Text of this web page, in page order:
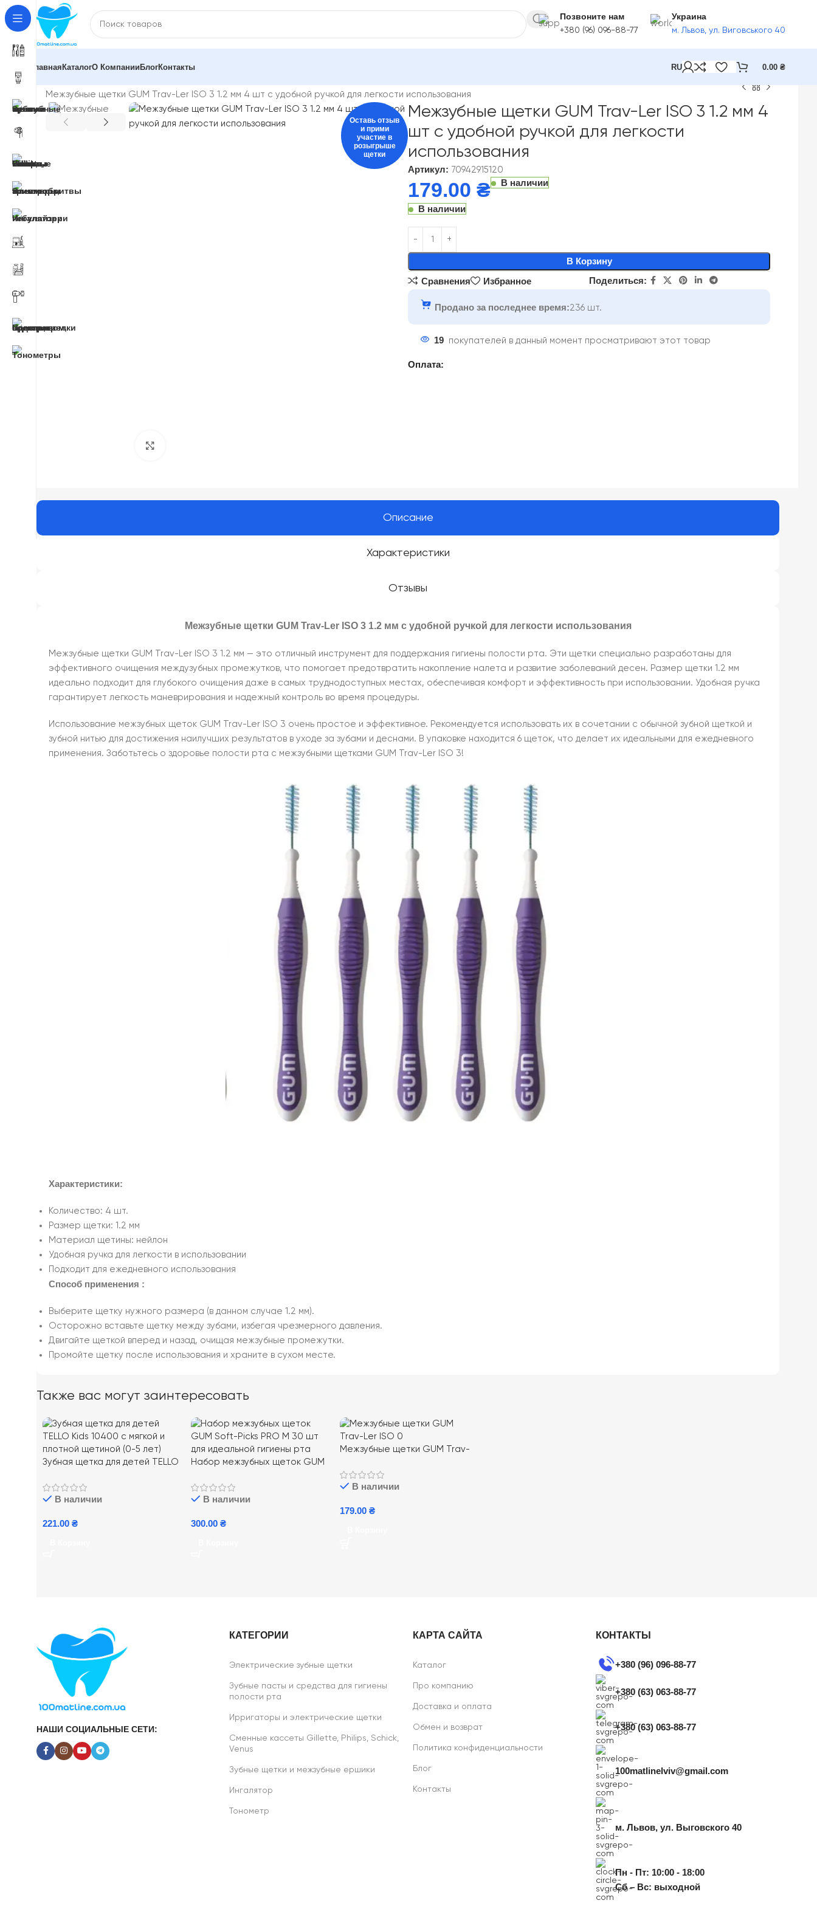
Позвоните нам
+380 (96) 096-88-77
Украина
м. Львов, ул. Виговського 40
ГлавнаяКаталогО КомпанииБлогКонтакты RU 0.00 ₴
Межзубные щетки GUM Trav-Ler ISO 3 1.2 мм 4 шт с удобной ручкой для легкости использования
Оставь отзыв
и прими
участие в
розыгрыше
щетки
Межзубные щетки GUM Trav-Ler ISO 3 1.2 мм 4
шт с удобной ручкой для легкости
использования
Артикул: 70942915120
179.00 ₴ В наличии
В наличии
В Корзину
Alternative:
Сравнения Избранное Поделиться:
Продано за последнее время:236 шт.
19 покупателей в данный момент просматривают этот товар
Оплата:
Описание
Характеристики
Отзывы
Межзубные щетки GUM Trav-Ler ISO 3 1.2 мм с удобной ручкой для легкости использования
Межзубные щетки GUM Trav-Ler ISO 3 1.2 мм — это отличный инструмент для поддержания гигиены полости рта. Эти щетки специально разработаны для
эффективного очищения междузубных промежутков, что помогает предотвратить накопление налета и развитие заболеваний десен. Размер щетки 1.2 мм
идеально подходит для глубокого очищения даже в самых труднодоступных местах, обеспечивая комфорт и эффективность при использовании. Удобная ручка
гарантирует легкость маневрирования и надежный контроль во время процедуры.
Использование межзубных щеток GUM Trav-Ler ISO 3 очень простое и эффективное. Рекомендуется использовать их в сочетании с обычной зубной щеткой и
зубной нитью для достижения наилучших результатов в уходе за зубами и деснами. В упаковке находится 6 щеток, что делает их идеальными для ежедневного
применения. Заботьтесь о здоровье полости рта с межзубными щетками GUM Trav-Ler ISO 3!
Характеристики:
Количество: 4 шт.
Размер щетки: 1.2 мм
Материал щетины: нейлон
Удобная ручка для легкости в использовании
Подходит для ежедневного использования
Способ применения :
Выберите щетку нужного размера (в данном случае 1.2 мм).
Осторожно вставьте щетку между зубами, избегая чрезмерного давления.
Двигайте щеткой вперед и назад, очищая межзубные промежутки.
Промойте щетку после использования и храните в сухом месте.
Также вас могут заинтересовать
Зубная щетка для детей TELLO
щетиной (0-5 лет)
В наличии
221.00 ₴
Набор межзубных щеток GUM
идеальной гигиены рта
В наличии
300.00₴
Межзубные щетки GUM Trav-
идеальной гигиены зубов
В наличии
179.00 ₴
НАШИ СОЦИАЛЬНЫЕ СЕТИ:
КАТЕГОРИИ
Электрические зубные щетки
Зубные пасты и средства для гигиены
полости рта
Ирригаторы и электрические щетки
Сменные кассеты Gillette, Philips, Schick,
Venus
Зубные щетки и межзубные ершики
Ингалятор
Тонометр
КАРТА САЙТА
Каталог
Про компанию
Доставка и оплата
Обмен и возврат
Политика конфиденциальности
Блог
Контакты
КОНТАКТЫ
+380 (96) 096-88-77
+380 (63) 063-88-77
+380 (63) 063-88-77
100matlinelviv@gmail.com
м. Львов, ул. Выговского 40
Пн - Пт: 10:00 - 18:00
Сб – Вс: выходной